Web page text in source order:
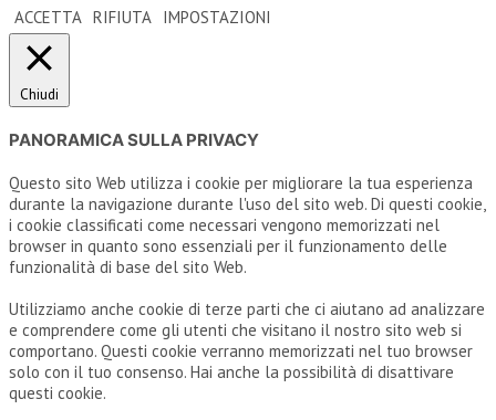
ACCETTA RIFIUTA IMPOSTAZIONI
Chiudi
PANORAMICA SULLA PRIVACY
Questo sito Web utilizza i cookie per migliorare la tua esperienza
durante la navigazione durante l'uso del sito web. Di questi cookie,
i cookie classificati come necessari vengono memorizzati nel
browser in quanto sono essenziali per il funzionamento delle
funzionalità di base del sito Web.
Utilizziamo anche cookie di terze parti che ci aiutano ad analizzare
e comprendere come gli utenti che visitano il nostro sito web si
comportano. Questi cookie verranno memorizzati nel tuo browser
solo con il tuo consenso. Hai anche la possibilità di disattivare
questi cookie.